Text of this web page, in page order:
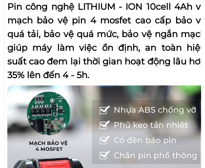
Pin công nghệ LITHIUM - ION 10cell 4Ah và
mạch bảo vệ pin 4 mosfet cao cấp bảo vệ
quá tải, bảo vệ quá mức, bảo vệ ngắn mạch
giúp máy làm việc ổn định, an toàn hiệu
suất cao đem lại thời gian hoạt động lâu hơn
35% lên đến 4 - 5h.